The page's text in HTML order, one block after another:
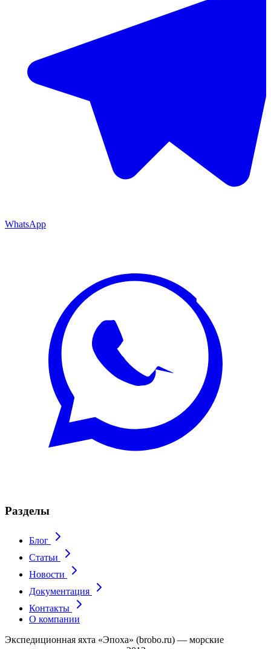
WhatsApp
Разделы
Блог
Статьи
Новости
Документация
Контакты
О компании
Экспедиционная яхта «Эпоха» (brobo.ru) — морские